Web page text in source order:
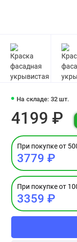
На складе: 32 шт.
4199 ₽
При покупке от
3779 ₽
При покупке от
3359 ₽